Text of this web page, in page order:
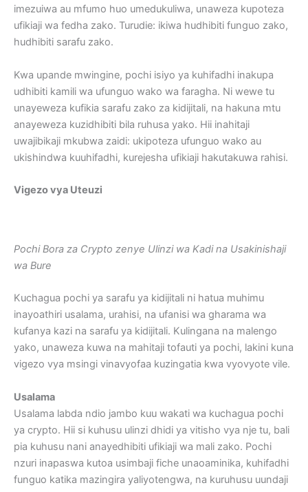
imezuiwa au mfumo huo umedukuliwa, unaweza kupoteza
ufikiaji wa fedha zako. Turudie: ikiwa hudhibiti funguo zako,
hudhibiti sarafu zako.
Kwa upande mwingine, pochi isiyo ya kuhifadhi inakupa
udhibiti kamili wa ufunguo wako wa faragha. Ni wewe tu
unayeweza kufikia sarafu zako za kidijitali, na hakuna mtu
anayeweza kuzidhibiti bila ruhusa yako. Hii inahitaji
uwajibikaji mkubwa zaidi: ukipoteza ufunguo wako au
ukishindwa kuuhifadhi, kurejesha ufikiaji hakutakuwa rahisi.
Vigezo vya Uteuzi
Pochi Bora za Crypto zenye Ulinzi wa Kadi na Usakinishaji
wa Bure
Kuchagua pochi ya sarafu ya kidijitali ni hatua muhimu
inayoathiri usalama, urahisi, na ufanisi wa gharama wa
kufanya kazi na sarafu ya kidijitali. Kulingana na malengo
yako, unaweza kuwa na mahitaji tofauti ya pochi, lakini kuna
vigezo vya msingi vinavyofaa kuzingatia kwa vyovyote vile.
Usalama
Usalama labda ndio jambo kuu wakati wa kuchagua pochi
ya crypto. Hii si kuhusu ulinzi dhidi ya vitisho vya nje tu, bali
pia kuhusu nani anayedhibiti ufikiaji wa mali zako. Pochi
nzuri inapaswa kutoa usimbaji fiche unaoaminika, kuhifadhi
funguo katika mazingira yaliyotengwa, na kuruhusu uundaji